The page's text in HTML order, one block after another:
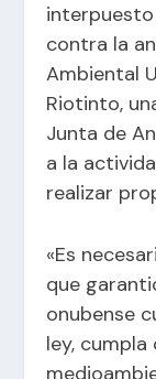
contra la
Ambiental
Riotinto,
Junta de
a la
realizar
«Es
que
onubense
ley,